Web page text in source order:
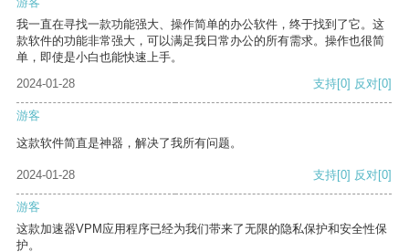
我一直在寻找一款功能强大、操作简单的办公软件，终于找到了它。这
款软件的功能非常强大，可以满足我日常办公的所有需求。操作也很简
单，即使是小白也能快速上手。
2024-01-28
支持[0] 反对[0]
游客
这款软件简直是神器，解决了我所有问题。
2024-01-28 支持[0] 反对[0]
游客
这款加速器VPM应用程序已经为我们带来了无限的隐私保护和安全性保
护。